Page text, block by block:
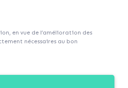
en vue de l’amélioration des
nécessaires au bon